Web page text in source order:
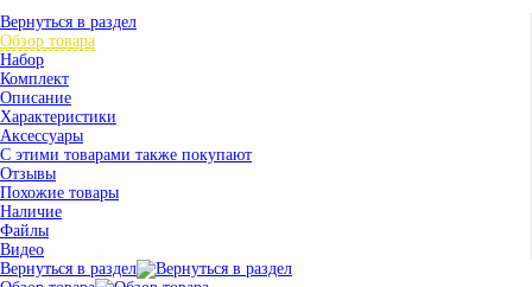
Вернуться в раздел
Обзор товара
Набор
Комплект
Описание
Характеристики
Аксессуары
С этими товарами также покупают
Отзывы
Похожие товары
Наличие
Файлы
Видео
Вернуться в раздел